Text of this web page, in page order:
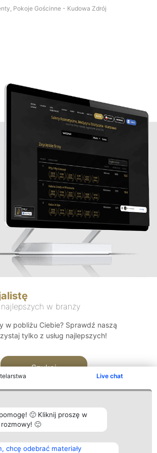
Live chat
🙂 Kliknij proszę w
🙂
chcę odebrać materiały
Pokoje Gościnne - Kudowa Zdrój
w branży
w pobliżu Ciebie? Sprawdź naszą
tylko z usług najlepszych!
Szukaj
o.
Plebiscyt
Laureaci
Kontakt
Kontakt